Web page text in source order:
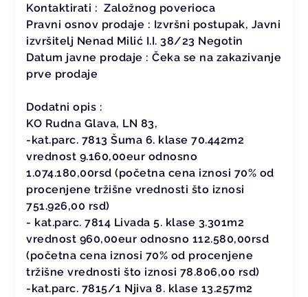
Kontaktirati : Založnog poverioca
Pravni osnov prodaje : Izvršni postupak, Javni
izvršitelj Nenad Milić I.I. 38/23 Negotin
Datum javne prodaje : Čeka se na zakazivanje
prve prodaje
Dodatni opis :
KO Rudna Glava, LN 83,
-kat.parc. 7813 Šuma 6. klase 70.442m2
vrednost 9.160,00eur odnosno
1.074.180,00rsd (početna cena iznosi 70% od
procenjene tržišne vrednosti što iznosi
751.926,00 rsd)
- kat.parc. 7814 Livada 5. klase 3.301m2
vrednost 960,00eur odnosno 112.580,00rsd
(početna cena iznosi 70% od procenjene
tržišne vrednosti što iznosi 78.806,00 rsd)
-kat.parc. 7815/1 Njiva 8. klase 13.257m2